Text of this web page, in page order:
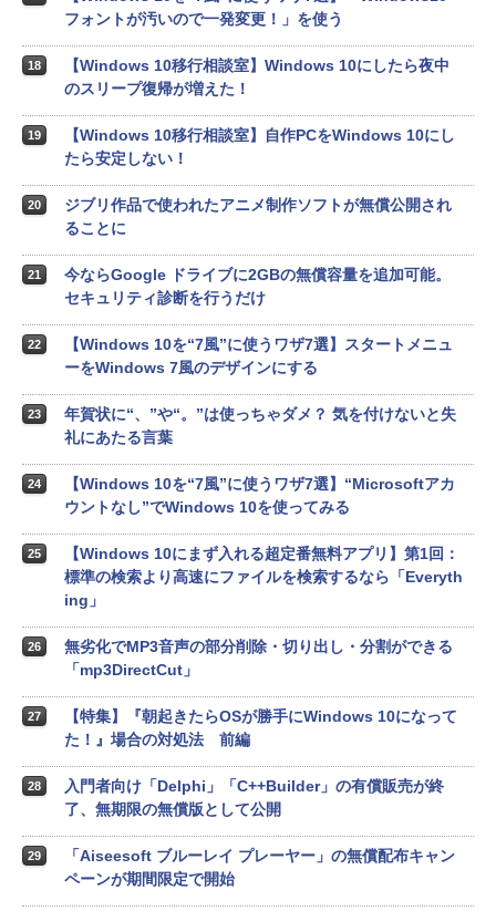
フォントが汚いので一発変更！」を使う
18
【Windows 10移行相談室】Windows 10にしたら夜中
のスリープ復帰が増えた！
19
【Windows 10移行相談室】自作PCをWindows 10にし
たら安定しない！
20
ジブリ作品で使われたアニメ制作ソフトが無償公開され
ることに
21
今ならGoogle ドライブに2GBの無償容量を追加可能。
セキュリティ診断を行うだけ
22
【Windows 10を“7風”に使うワザ7選】スタートメニュ
ーをWindows 7風のデザインにする
23
年賀状に“、”や“。”は使っちゃダメ？ 気を付けないと失
礼にあたる言葉
24
【Windows 10を“7風”に使うワザ7選】“Microsoftアカ
ウントなし”でWindows 10を使ってみる
25
【Windows 10にまず入れる超定番無料アプリ】第1回：
標準の検索より高速にファイルを検索するなら「Everyth
ing」
26
無劣化でMP3音声の部分削除・切り出し・分割ができる
「mp3DirectCut」
27
【特集】『朝起きたらOSが勝手にWindows 10になって
た！』場合の対処法 前編
28
入門者向け「Delphi」「C++Builder」の有償販売が終
了、無期限の無償版として公開
29
「Aiseesoft ブルーレイ プレーヤー」の無償配布キャン
ペーンが期間限定で開始